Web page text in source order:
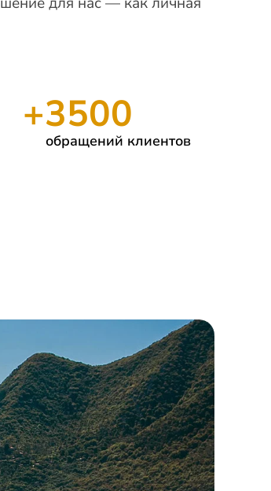
обращений клиентов
+3500